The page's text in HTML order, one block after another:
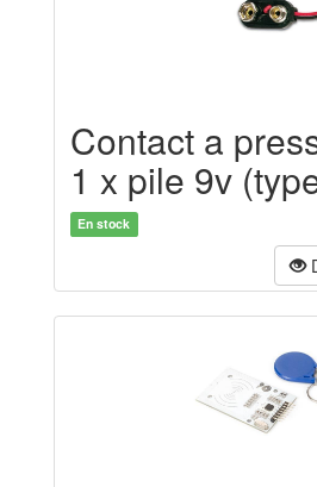
Contact a
1 x pile 9v
En stock